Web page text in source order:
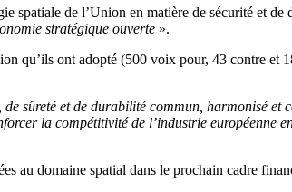
spatiale de l’Union en matière de sécurité et de
stratégique ouverte ».
qu’ils ont adopté (500 voix pour, 43 contre et
de sûreté et de durabilité commun, harmonisé et
la compétitivité de l’industrie européenne
au domaine spatial dans le prochain cadre